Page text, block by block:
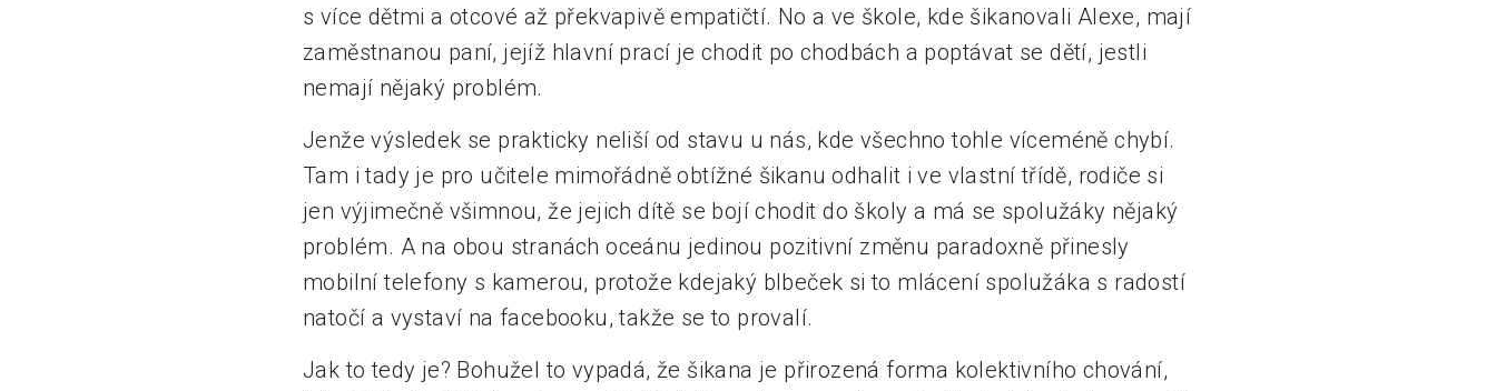
s více dětmi a otcové až překvapivě empatičtí. No a ve škole, kde šikanovali Alexe, mají
zaměstnanou paní, jejíž hlavní prací je chodit po chodbách a poptávat se dětí, jestli
nemají nějaký problém.
Jenže výsledek se prakticky neliší od stavu u nás, kde všechno tohle víceméně chybí.
Tam i tady je pro učitele mimořádně obtížné šikanu odhalit i ve vlastní třídě, rodiče si
jen výjimečně všimnou, že jejich dítě se bojí chodit do školy a má se spolužáky nějaký
problém. A na obou stranách oceánu jedinou pozitivní změnu paradoxně přinesly
mobilní telefony s kamerou, protože kdejaký blbeček si to mlácení spolužáka s radostí
natočí a vystaví na facebooku, takže se to provalí.
Jak to tedy je? Bohužel to vypadá, že šikana je přirozená forma kolektivního chování,